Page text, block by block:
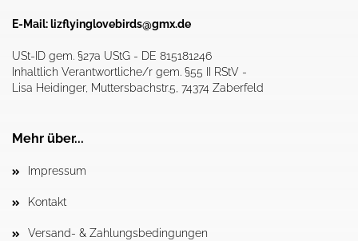
E-Mail:lizflyinglovebirds@gmx.de
USt-ID gem. §27a UStG - DE 815181246
Inhaltlich Verantwortliche/r gem. §55 II RStV -
Lisa Heidinger, Muttersbachstr.5, 74374 Zaberfeld
Mehr über...
Impressum
Kontakt
Versand- & Zahlungsbedingungen